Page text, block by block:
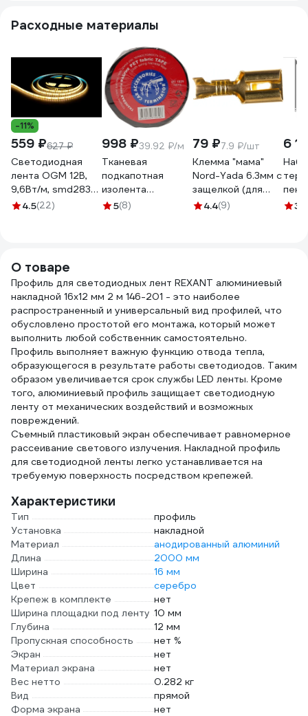
Расходные материалы
-11%
559 ₽627 ₽
Светодиодная
лента OGM 12В,
9,6Вт/м, smd2835,
120д/м, ip65, 7лм/
4.5(22)
998 ₽39.92 ₽/м
Тканевая
подкапотная
изолента
Terminator Izt
5(8)
79 ₽7.9 ₽/шт
Клемма "мама"
Nord-Yada 6.3мм с
защелкой (для
разъемов) 1.5-
4.4(9)
6
3.6
О товаре
Профиль для светодиодных лент REXANT алюминиевый
накладной 16x12 мм 2 м 146-201 - это наиболее
распространенный и универсальный вид профилей, что
обусловлено простотой его монтажа, который может
выполнить любой собственник самостоятельно.
Профиль выполняет важную функцию отвода тепла,
образующегося в результате работы светодиодов. Таким
образом увеличивается срок службы LED ленты. Кроме
того, алюминиевый профиль защищает светодиодную
ленту от механических воздействий и возможных
повреждений.
Съемный пластиковый экран обеспечивает равномерное
рассеивание светового излучения. Накладной профиль
для светодиодной ленты легко устанавливается на
требуемую поверхность посредством крепежей.
Характеристики
Тип
профиль
Установка
накладной
Материал
анодированный алюминий
Длина
2000 мм
Ширина
16 мм
Цвет
серебро
Крепеж в комплекте
нет
Ширина площадки под ленту 10 мм
Глубина
12 мм
Пропускная способность
нет %
Экран
нет
Материал экрана
нет
Вес нетто
0.282 кг
Вид
прямой
Форма экрана
нет